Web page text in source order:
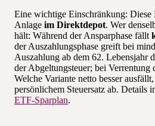
Eine wichtige Einschränkung: Diese
Anlage im Direktdepot. Wer
hält: Während der Ansparphase fällt
der Auszahlungsphase greift bei
Auszahlung ab dem 62. Lebensjahr
der Abgeltungsteuer; bei Verrentung
Welche Variante netto besser
persönlichem Steuersatz ab. Details
ETF-Sparplan.